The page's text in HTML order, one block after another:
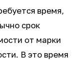
время,
срок
от марки
В это время